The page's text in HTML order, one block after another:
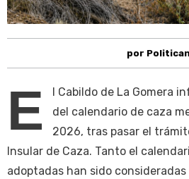
por Politican
E
l Cabildo de La Gomera
del calendario de caza
2026, tras pasar el
Insular de Caza. Tanto el
adoptadas han sido consideradas